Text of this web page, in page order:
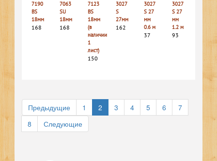
7190
BS
18мм
168
7063
SU
18мм
168
7123
BS
18мм
(в
наличии
1
лист)
150
3027
S
27мм
162
3027
S 27
мм
0.6 м
37
3027
S 27
мм
1.2 м
93
Предыдущие 1 2 3 4 5 6
7
8
Следующие